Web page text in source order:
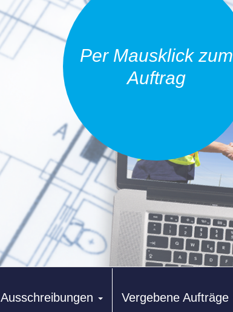
Per Mausklick zum
Auftrag
Ausschreibungen Vergebene Aufträge